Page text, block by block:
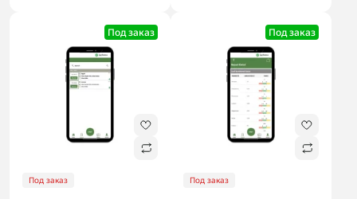
Под заказ
Под заказ
Под заказ
Под заказ